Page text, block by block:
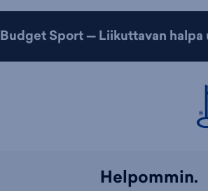
Budget Sport — Liikuttavan halpa
Helpommin.